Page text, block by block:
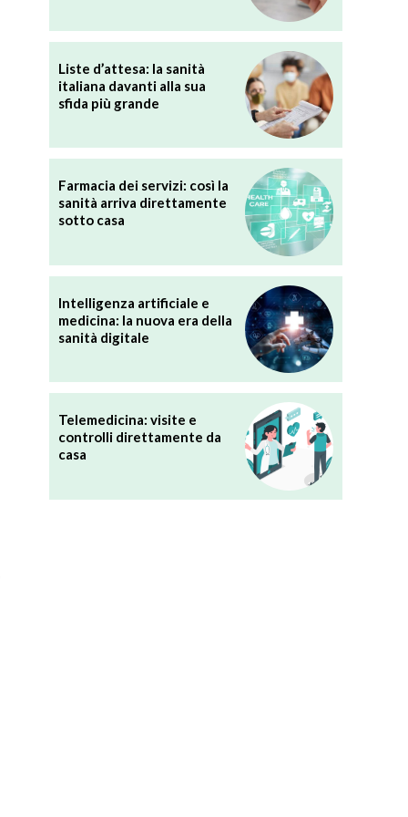
Liste d’attesa: la sanità
italiana davanti alla sua
sfida più grande
Farmacia dei servizi: così la
sanità arriva direttamente
sotto casa
Intelligenza artificiale e
medicina: la nuova era della
sanità digitale
Telemedicina: visite e
controlli direttamente da
casa